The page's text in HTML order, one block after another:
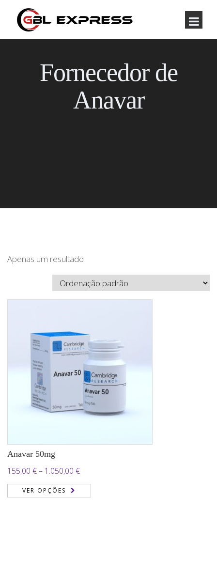
Fornecedor de
Anavar
Apenas um resultado
Anavar 50mg
155,00 €– 1.050,00 €Price
range:
155,00 €
VER OPÇÕES